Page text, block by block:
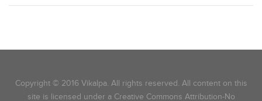
Copyright © 2016 Vikalpa. All rights reserved. All content on this
site is licensed under a Creative Commons Attribution-No